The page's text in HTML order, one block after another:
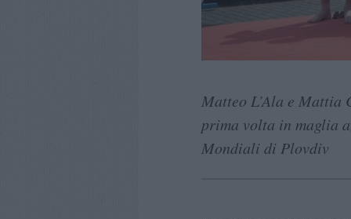
Matteo L’Ala e Mattia
prima volta in maglia
Mondiali di Plovdiv